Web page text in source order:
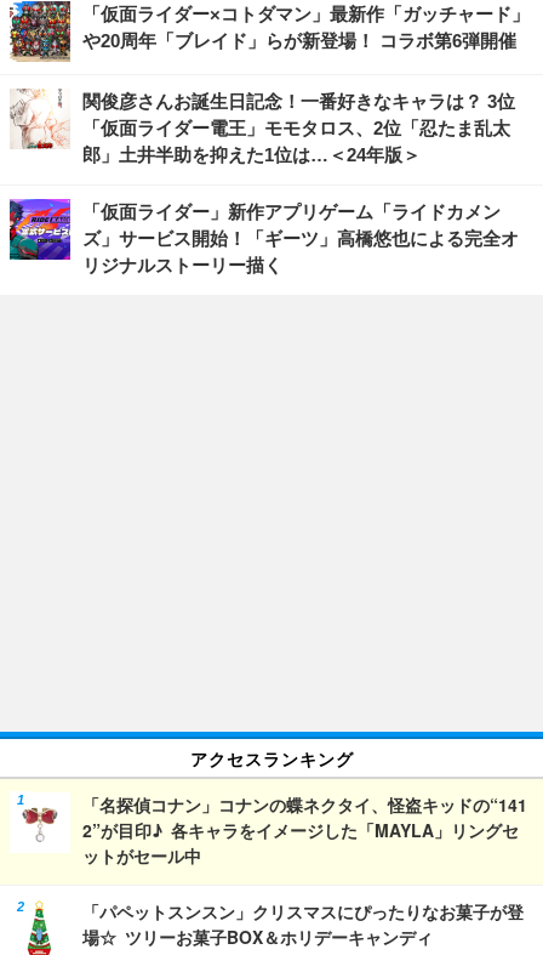
「仮面ライダー×コトダマン」最新作「ガッチャード」
や20周年「ブレイド」らが新登場！ コラボ第6弾開催
関俊彦さんお誕生日記念！一番好きなキャラは？ 3位
「仮面ライダー電王」モモタロス、2位「忍たま乱太
郎」土井半助を抑えた1位は…＜24年版＞
「仮面ライダー」新作アプリゲーム「ライドカメン
ズ」サービス開始！「ギーツ」高橋悠也による完全オ
リジナルストーリー描く
アクセスランキング
「名探偵コナン」コナンの蝶ネクタイ、怪盗キッドの“141
2”が目印♪ 各キャラをイメージした「MAYLA」リングセ
ットがセール中
「パペットスンスン」クリスマスにぴったりなお菓子が登
場☆ ツリーお菓子BOX＆ホリデーキャンディ